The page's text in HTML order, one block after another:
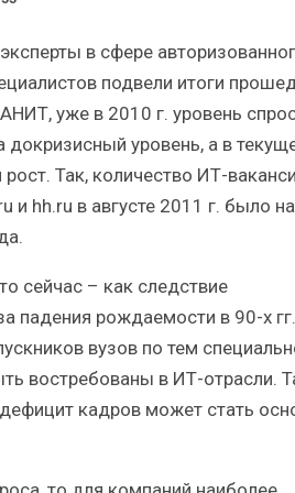
в сфере
подвели итоги
уже в 2010 г. уровень
докризисный уровень, а в
Так, количество ИТ-
и hh.ru в августе 2011 г. было
сейчас – как следствие
падения рождаемости в 90-х
вузов по тем
востребованы в ИТ-отрасли.
кадров может стать
ИБП